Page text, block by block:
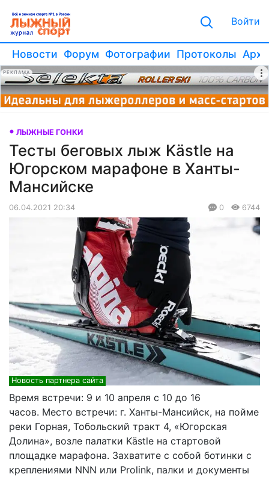
Войти
Новости Форум Фотографии Протоколы
РЕКЛАМА
ЛЫЖНЫЕ ГОНКИ
Тесты беговых лыж Kästle на
Югорском марафоне в Ханты-
Мансийске
06.04.2021 20:34 0 6744
Новость партнера сайта
Время встречи: 9 и 10 апреля с 10 до 16
часов. Место встречи: г. Ханты-Мансийск, на пойме
реки Горная, Тобольский тракт 4, «Югорская
Долина», возле палатки Kästle на стартовой
площадке марафона. Захватите с собой ботинки с
креплениями NNN или Prolink, палки и документы